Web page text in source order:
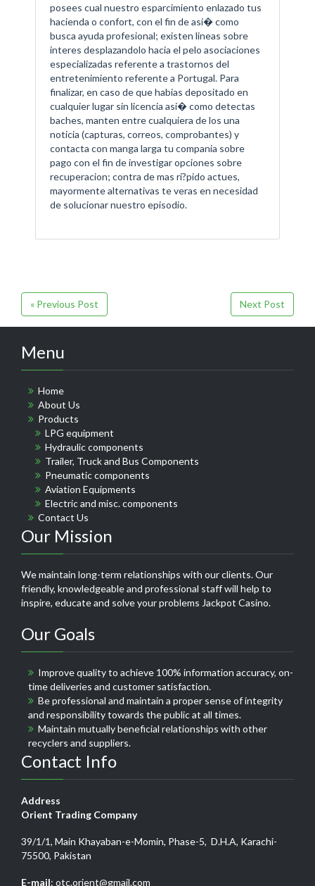
posees cual nuestro esparcimiento enlazado tus
hacienda o confort, con el fin de asi� como
busca ayuda profesional; existen lineas sobre
interes desplazandolo hacia el pelo asociaciones
especializadas referente a trastornos del
entretenimiento referente a Portugal. Para
finalizar, en caso de que habias depositado en
cualquier lugar sin licencia asi� como detectas
baches, manten entre cualquiera de los una
noticia (capturas, correos, comprobantes) y
contacta con manga larga tu compania sobre
pago con el fin de investigar opciones sobre
recuperacion; contra de mas ri?pido actues,
mayormente alternativas te veras en necesidad
de solucionar nuestro episodio.
« Previous Post Next Post
Menu
Home
About Us
Products
LPG equipment
Hydraulic components
Trailer, Truck and Bus Components
Pneumatic components
Aviation Equipments
Electric and misc. components
Contact Us
Our Mission
We maintain long-term relationships with our clients. Our
friendly, knowledgeable and professional staff will help to
inspire, educate and solve your problems Jackpot Casino.
Our Goals
Improve quality to achieve 100% information accuracy, on-
time deliveries and customer satisfaction.
Be professional and maintain a proper sense of integrity
and responsibility towards the public at all times.
Maintain mutually beneficial relationships with other
recyclers and suppliers.
Contact Info
Address
Orient Trading Company
39/1/1, Main Khayaban-e-Momin, Phase-5, D.H.A, Karachi-
75500, Pakistan
E-mail: otc.orient@gmail.com